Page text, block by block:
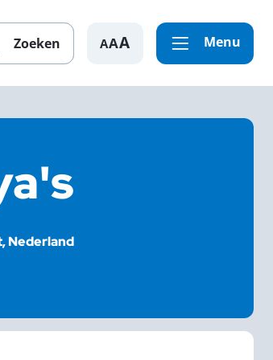
Zoeken A Menu
Nederland